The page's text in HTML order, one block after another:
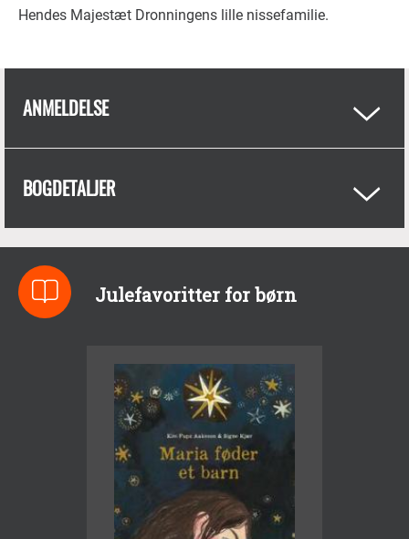
Hendes Majestæt Dronningens lille nissefamilie.
ANMELDELSE
BOGDETALJER
Julefavoritter for børn